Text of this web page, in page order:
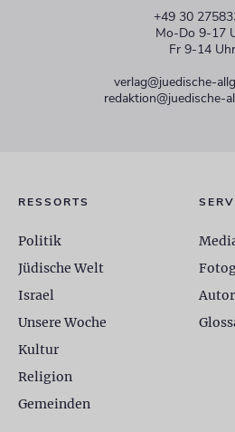
+49 30
Mo-Do 9-17
Fr 9-14 Uhr
verlag@juedische-
redaktion@juedische-
RESSORTS
Politik
Jüdische Welt
Israel
Unsere Woche
Kultur
Religion
Gemeinden